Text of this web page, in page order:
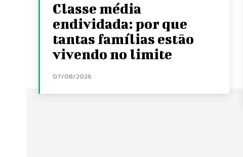
Classe média
endividada: por que
tantas famílias estão
vivendo no limite
07/08/2026